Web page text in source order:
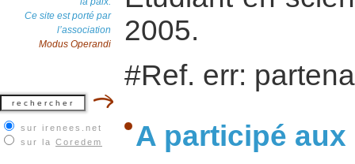
Ce site est porté par
l’association
Modus Operandi
sur irenees.net
sur la Coredem
2005.
#Ref. err:
A participé